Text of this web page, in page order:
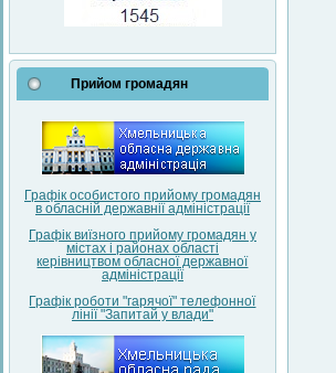
Прийом громадян
Графік особистого прийому громадян
в обласній державнії адміністрації
Графік виїзного прийому громадян у
містах і районах області
керівництвом обласної державної
адміністрації
Графік роботи "гарячої" телефонної
лінії "Запитай у влади"